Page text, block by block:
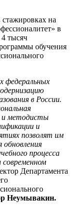
на
в
тысяч
обучения
федеральных
в России.
и методисты
и
позволят им
обновления
процесса
современном
Департамента
Неумывакин.